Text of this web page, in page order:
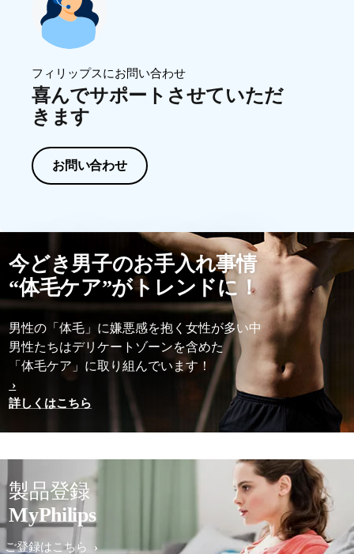
フィリップスにお問い合わせ
喜んでサポートさせていただ
きます
お問い合わせ
今どき男子のお手入れ事情
“体毛ケア”がトレンドに！
男性の「体毛」に嫌悪感を抱く女 性が多い中
男性たちはデリケートゾーンを含 めた
「体毛ケア」に取り組んでいます！
詳しくはこちら
製品登録
MyPhilips
ご登録はこちら